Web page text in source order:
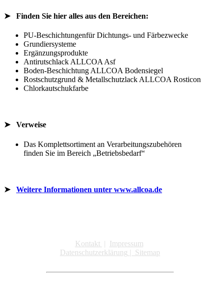
➤ Finden Sie hier alles aus den Bereichen:
PU-Beschichtungenfür Dichtungs- und Färbezwecke
Grundiersysteme
Ergänzungsprodukte
Antirutschlack ALLCOA Asf
Boden-Beschichtung ALLCOA Bodensiegel
Rostschutzgrund & Metallschutzlack ALLCOA Rosticon
Chlorkautschukfarbe
➤ Verweise
Das Komplettsortiment an Verarbeitungszubehören
finden Sie im Bereich „Betriebsbedarf“
➤ Weitere Informationen unter www.allcoa.de
Kontakt |
Impressum
Datenschutzerklärung | Sitemap